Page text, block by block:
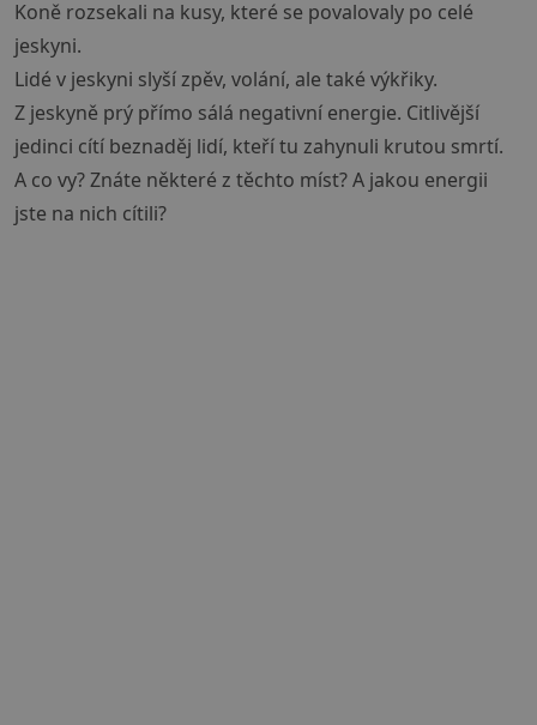
Koně rozsekali na kusy, které se povalovaly po celé
jeskyni.
Lidé v jeskyni slyší zpěv, volání, ale také výkřiky.
Z jeskyně prý přímo sálá negativní energie. Citlivější
jedinci cítí beznaděj lidí, kteří tu zahynuli krutou smrtí.
A co vy? Znáte některé z těchto míst? A jakou energii
jste na nich cítili?